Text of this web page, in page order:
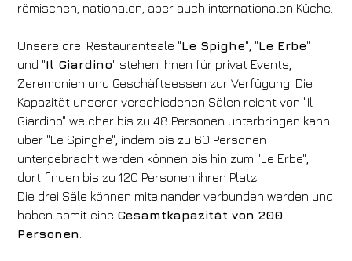
römischen, nationalen, aber auch internationalen Küche.
Unsere drei Restaurantsäle "Le Spighe", "Le Erbe"
und "Il Giardino" stehen Ihnen für privat Events,
Zeremonien und Geschäftsessen zur Verfügung. Die
Kapazität unserer verschiedenen Sälen reicht von "Il
Giardino" welcher bis zu 48 Personen unterbringen kann
über "Le Spinghe", indem bis zu 60 Personen
untergebracht werden können bis hin zum "Le Erbe",
dort finden bis zu 120 Personen ihren Platz.
Die drei Säle können miteinander verbunden werden und
haben somit eine Gesamtkapazität von 200
Personen